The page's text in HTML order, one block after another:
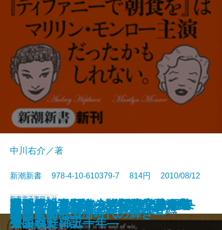
ロックと共に年をとる
国家の命運
核がなくならない7つの理由
イスラエル―ユダヤパワーの源泉
―
イランはこれからどうなるのか―
「イスラム大国」の真実―
企業買収の裏側―M＆A入門―
文士の私生活―昭和文壇交友録―
異形の日本人
テレビの大罪
大女優物語―オードリー、マリリ
ン、リズ―
中川右介／著
新潮新書 978-4-10-610379-7 814円 2010/08/12
新書電子書籍あり
難治がんと闘う―大阪府立成人病
センターの五十年―
もののけの正体―怪談はこうして
生まれた―
通販―「不況知らず」の業界研究
―
死刑絶対肯定論―無期懲役囚の主
張―
読む人間ドック
降ろされた日の丸―国民学校一年
生の朝鮮日記―
即答するバカ
ポスト・モバイル―ITとヒトの未
来図―
気にするな
開国前夜―田沼時代の輝き―